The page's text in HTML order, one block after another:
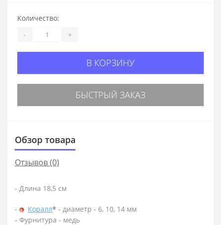
Количество:
- +
В КОРЗИНУ
БЫСТРЫЙ ЗАКАЗ
Обзор товара
Отзывов (0)
- Длина 18,5 см
- Коралл* - диаметр - 6, 10, 14 мм
- Фурнитура - медь